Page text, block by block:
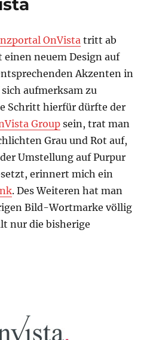
OnVista tritt ab
neuem Design auf
Akzenten in
aufmerksam zu
Schritt hierfür dürfte der
Group sein, trat man
Grau und Rot auf,
Umstellung auf Purpur
erinnert mich ein
. Des Weiteren hat man
Bild-Wortmarke völlig
nur die bisherige